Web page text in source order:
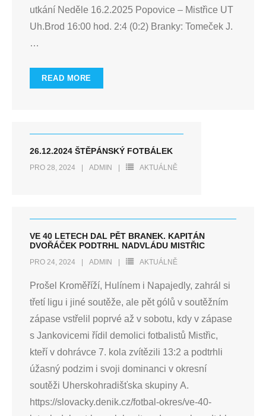
utkání Neděle 16.2.2025 Popovice – Mistřice UT
Uh.Brod 16:00 hod. 2:4 (0:2) Branky: Tomeček J.
…
READ MORE
26.12.2024 ŠTĚPÁNSKÝ FOTBÁLEK
PRO 28, 2024 ADMIN AKTUÁLNĚ
VE 40 LETECH DAL PĚT BRANEK. KAPITÁN
DVOŘÁČEK PODTRHL NADVLÁDU MISTŘIC
PRO 24, 2024 ADMIN AKTUÁLNĚ
Prošel Kroměříží, Hulínem i Napajedly, zahrál si
třetí ligu i jiné soutěže, ale pět gólů v soutěžním
zápase vstřelil poprvé až v sobotu, kdy v zápase
s Jankovicemi řídil demolici fotbalistů Mistřic,
kteří v dohrávce 7. kola zvítězili 13:2 a podtrhli
úžasný podzim i svoji dominanci v okresní
soutěži Uherskohradišťska skupiny A.
https://slovacky.denik.cz/fotbal-okres/ve-40-